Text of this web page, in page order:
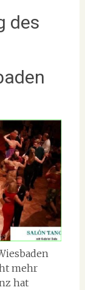
des
mehr
hat